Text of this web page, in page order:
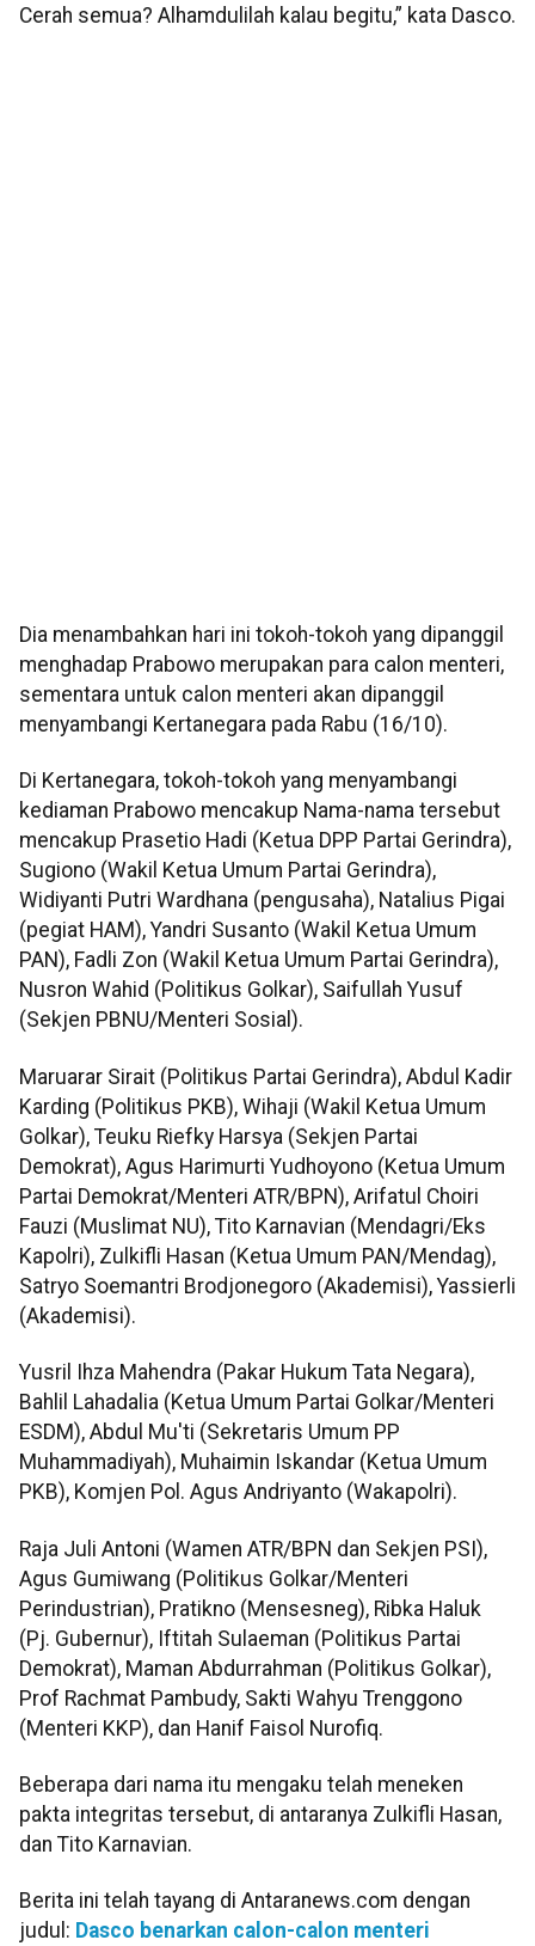
Cerah semua? Alhamdulilah kalau begitu,” kata Dasco.
Dia menambahkan hari ini tokoh-tokoh yang dipanggil
menghadap Prabowo merupakan para calon menteri,
sementara untuk calon menteri akan dipanggil
menyambangi Kertanegara pada Rabu (16/10).
Di Kertanegara, tokoh-tokoh yang menyambangi
kediaman Prabowo mencakup Nama-nama tersebut
mencakup Prasetio Hadi (Ketua DPP Partai Gerindra),
Sugiono (Wakil Ketua Umum Partai Gerindra),
Widiyanti Putri Wardhana (pengusaha), Natalius Pigai
(pegiat HAM), Yandri Susanto (Wakil Ketua Umum
PAN), Fadli Zon (Wakil Ketua Umum Partai Gerindra),
Nusron Wahid (Politikus Golkar), Saifullah Yusuf
(Sekjen PBNU/Menteri Sosial).
Maruarar Sirait (Politikus Partai Gerindra), Abdul Kadir
Karding (Politikus PKB), Wihaji (Wakil Ketua Umum
Golkar), Teuku Riefky Harsya (Sekjen Partai
Demokrat), Agus Harimurti Yudhoyono (Ketua Umum
Partai Demokrat/Menteri ATR/BPN), Arifatul Choiri
Fauzi (Muslimat NU), Tito Karnavian (Mendagri/Eks
Kapolri), Zulkifli Hasan (Ketua Umum PAN/Mendag),
Satryo Soemantri Brodjonegoro (Akademisi), Yassierli
(Akademisi).
Yusril Ihza Mahendra (Pakar Hukum Tata Negara),
Bahlil Lahadalia (Ketua Umum Partai Golkar/Menteri
ESDM), Abdul Mu'ti (Sekretaris Umum PP
Muhammadiyah), Muhaimin Iskandar (Ketua Umum
PKB), Komjen Pol. Agus Andriyanto (Wakapolri).
Raja Juli Antoni (Wamen ATR/BPN dan Sekjen PSI),
Agus Gumiwang (Politikus Golkar/Menteri
Perindustrian), Pratikno (Mensesneg), Ribka Haluk
(Pj. Gubernur), Iftitah Sulaeman (Politikus Partai
Demokrat), Maman Abdurrahman (Politikus Golkar),
Prof Rachmat Pambudy, Sakti Wahyu Trenggono
(Menteri KKP), dan Hanif Faisol Nurofiq.
Beberapa dari nama itu mengaku telah meneken
pakta integritas tersebut, di antaranya Zulkifli Hasan,
dan Tito Karnavian.
Berita ini telah tayang di Antaranews.com dengan
judul: Dasco benarkan calon-calon menteri